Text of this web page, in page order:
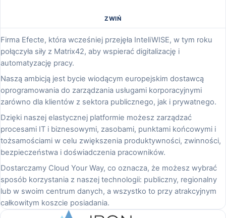
ZWIŃ
Firma Efecte, która wcześniej przejęła InteliWISE, w tym roku
połączyła siły z Matrix42, aby wspierać digitalizację i
automatyzację pracy.
Naszą ambicją jest bycie wiodącym europejskim dostawcą
oprogramowania do zarządzania usługami korporacyjnymi
zarówno dla klientów z sektora publicznego, jak i prywatnego.
Dzięki naszej elastycznej platformie możesz zarządzać
procesami IT i biznesowymi, zasobami, punktami końcowymi i
tożsamościami w celu zwiększenia produktywności, zwinności,
bezpieczeństwa i doświadczenia pracowników.
Dostarczamy Cloud Your Way, co oznacza, że możesz wybrać
sposób korzystania z naszej technologii: publiczny, regionalny
lub w swoim centrum danych, a wszystko to przy atrakcyjnym
całkowitym koszcie posiadania.